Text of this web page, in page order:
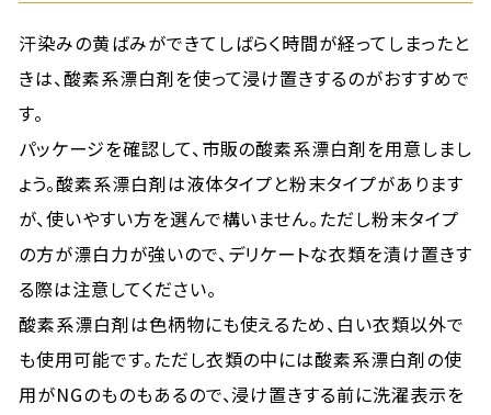
汗染みの黄ばみができてしばらく時間が経ってしまったと
きは、酸素系漂白剤を使って浸け置きするのがおすすめで
す。
パッケージを確認して、市販の酸素系漂白剤を用意しまし
ょう。酸素系漂白剤は液体タイプと粉末タイプがあります
が、使いやすい方を選んで構いません。ただし粉末タイプ
の方が漂白力が強いので、デリケートな衣類を漬け置きす
る際は注意してください。
酸素系漂白剤は色柄物にも使えるため、白い衣類以外で
も使用可能です。ただし衣類の中には酸素系漂白剤の使
用がNGのものもあるので、浸け置きする前に洗濯表示を